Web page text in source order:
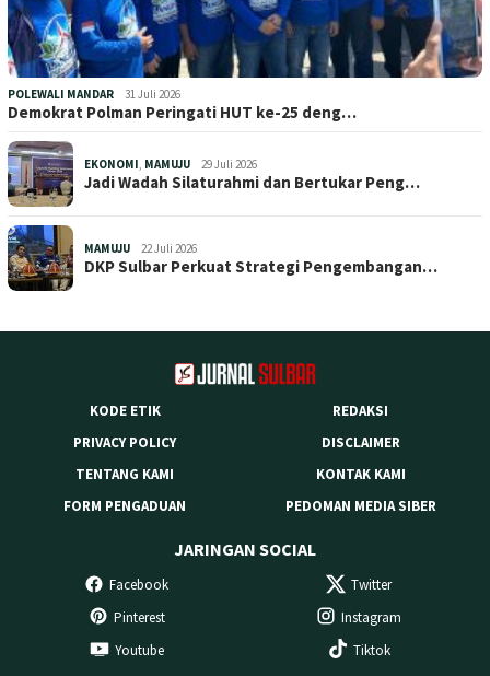
POLEWALI MANDAR 31 Juli 2026
Demokrat Polman Peringati HUT ke-25 deng…
EKONOMI, MAMUJU 29 Juli 2026
Jadi Wadah Silaturahmi dan Bertukar Peng…
MAMUJU 22 Juli 2026
DKP Sulbar Perkuat Strategi Pengembangan…
KODE ETIK
REDAKSI
PRIVACY POLICY
DISCLAIMER
TENTANG KAMI
KONTAK KAMI
FORM PENGADUAN
PEDOMAN MEDIA SIBER
JARINGAN SOCIAL
Facebook
Twitter
Pinterest
Instagram
Youtube
Tiktok